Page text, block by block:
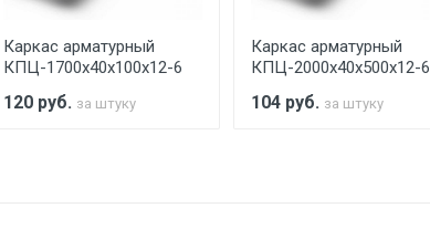
по РФ рассчитывается индивидуально.
Каркас арматурный
КПЦ-1700х40х100х12-6
120 руб. за штуку
Каркас арматурный
КПЦ-2000х40х500х12-6
104 руб. за штуку